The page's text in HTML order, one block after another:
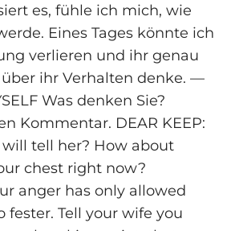
es, fühle ich mich, wie
Eines Tages könnte ich
verlieren und ihr genau
ihr Verhalten denke. —
Was denken Sie?
Kommentar. DEAR KEEP:
will tell her? How about
chest right now?
anger has only allowed
fester. Tell your wife you